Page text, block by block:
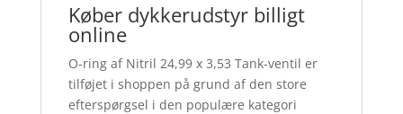
Køber dykkerudstyr billigt
online
O-ring af Nitril 24,99 x 3,53 Tank-ventil er
tilføjet i shoppen på grund af den store
efterspørgsel i den populære kategori